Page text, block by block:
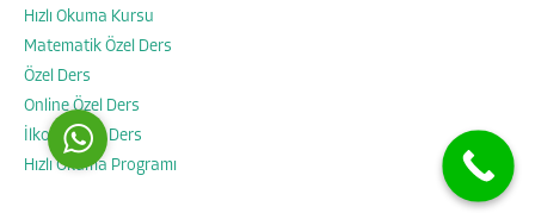
Hızlı Okuma Kursu
Matematik Özel Ders
Özel Ders
Online Özel Ders
İlkokul Özel Ders
Hızlı Okuma Programı